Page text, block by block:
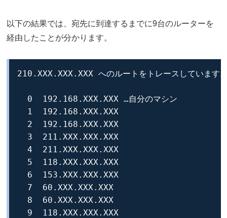
以下の結果では、宛先に到達するまでに9台のルーターを
経由したことが分かります。
210.XXX.XXX.XXX へのルートをトレースしています
  0  192.168.XXX.XXX …自分のマシン
  1  192.168.XXX.XXX
  2  192.168.XXX.XXX
  3  211.XXX.XXX.XXX
  4  211.XXX.XXX.XXX
  5  118.XXX.XXX.XXX
  6  153.XXX.XXX.XXX
  7  60.XXX.XXX.XXX
  8  60.XXX.XXX.XXX
  9  118.XXX.XXX.XXX